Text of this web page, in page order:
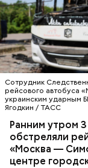
Сотрудник
рейсового автобуса
украинским ударным
Ягодкин / ТАСС
Ранним утром
обстреляли
«Москва —
центре
Кабачки,